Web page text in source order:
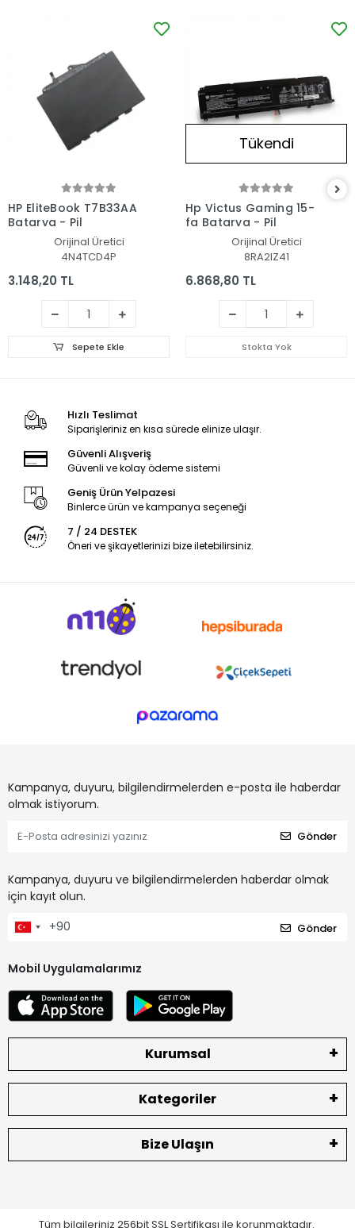
HP EliteBook T7B33AA
Batarya - Pil
Orijinal Üretici
4N4TCD4P
3.148,20 TL
Sepete Ekle
Tükendi
Hp Victus Gaming 15-
fa Batarya - Pil
Orijinal Üretici
8RA2IZ41
6.868,80 TL
Stokta Yok
Hızlı Teslimat
Siparişleriniz en kısa sürede elinize ulaşır.
Güvenli Alışveriş
Güvenli ve kolay ödeme sistemi
Geniş Ürün Yelpazesi
Binlerce ürün ve kampanya seçeneği
7 / 24 DESTEK
Öneri ve şikayetlerinizi bize iletebilirsiniz.
Kampanya, duyuru, bilgilendirmelerden e-posta ile haberdar
olmak istiyorum.
Gönder
Kampanya, duyuru ve bilgilendirmelerden haberdar olmak
için kayıt olun.
Gönder
Mobil Uygulamalarımız
Kurumsal
Kategoriler
Bize Ulaşın
Tüm bilgileriniz 256bit SSL Sertifikası ile korunmaktadır.